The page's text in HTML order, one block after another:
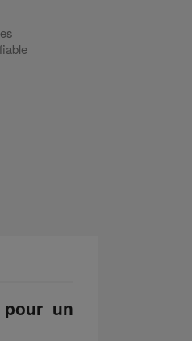
un